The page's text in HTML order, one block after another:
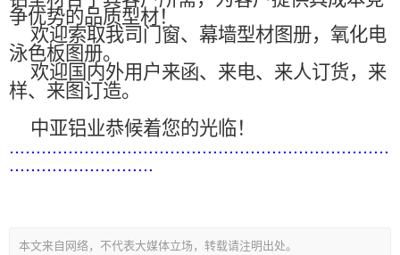
争优势的品质型材！
欢迎索取我司门窗、幕墙型材图册，氧化电
泳色板图册。
欢迎国内外用户来函、来电、来人订货，来
样、来图订造。
中亚铝业恭候着您的光临！
.......................................................................
...........................
本文来自网络，不代表大媒体立场，转载请注明出处。